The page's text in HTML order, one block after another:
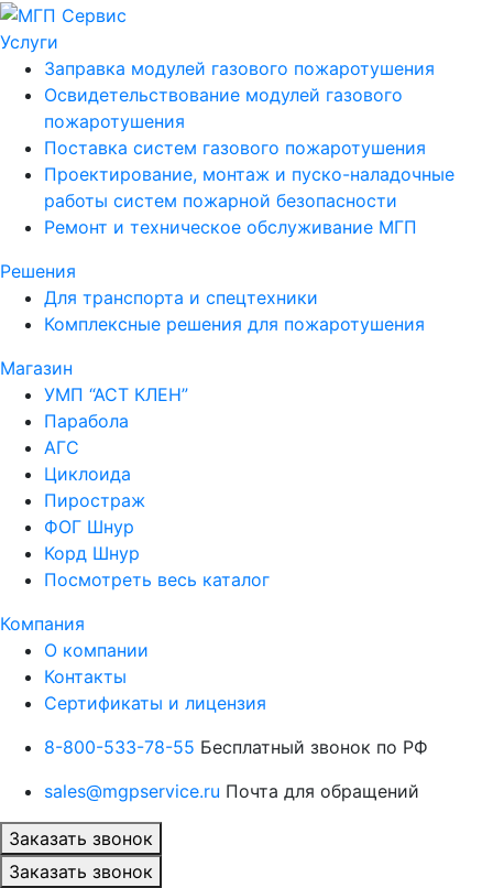
Услуги
Заправка модулей газового пожаротушения
Освидетельствование модулей газового
пожаротушения
Поставка систем газового пожаротушения
Проектирование, монтаж и пуско-наладочные
работы систем пожарной безопасности
Ремонт и техническое обслуживание МГП
Решения
Для транспорта и спецтехники
Комплексные решения для пожаротушения
Магазин
УМП “АСТ КЛЕН”
Парабола
АГС
Циклоида
Пиростраж
ФОГ Шнур
Корд Шнур
Посмотреть весь каталог
Компания
О компании
Контакты
Сертификаты и лицензия
8-800-533-78-55 Бесплатный звонок по РФ
sales@mgpservice.ru Почта для обращений
Заказать звонок
Заказать звонок